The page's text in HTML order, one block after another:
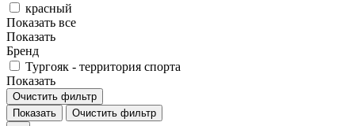
красный
Показать все
Показать
Бренд
Тургояк - территория спорта
Показать
Очистить фильтр
Показать
Очистить фильтр